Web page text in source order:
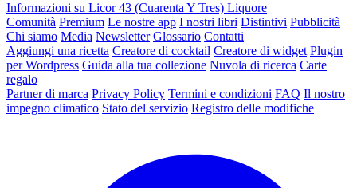
Informazioni su Licor 43 (Cuarenta Y Tres) Liquore
Comunità Premium Le nostre app I nostri libri Distintivi Pubblicità
Chi siamo Media Newsletter Glossario Contatti
Aggiungi una ricetta Creatore di cocktail Creatore di widget Plugin
per Wordpress Guida alla tua collezione Nuvola di ricerca Carte
regalo
Partner di marca Privacy Policy Termini e condizioni FAQ Il nostro
impegno climatico Stato del servizio Registro delle modifiche